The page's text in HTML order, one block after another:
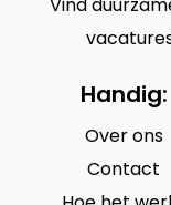
Handig:
Over ons
Contact